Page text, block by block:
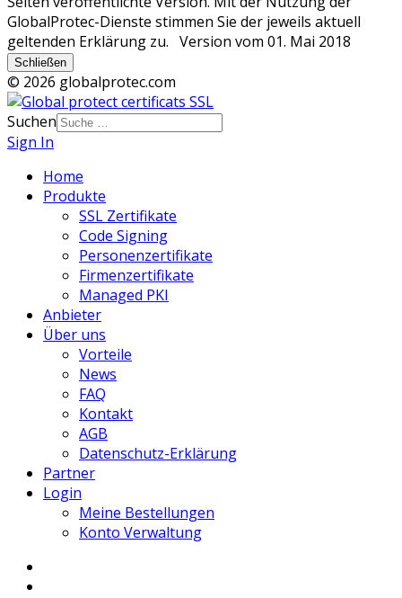
Schließen
© 2026 globalprotec.com
Suchen
Sign In
Home
Produkte
SSL Zertifikate
Code Signing
Personenzertifikate
Firmenzertifikate
Managed PKI
Anbieter
Über uns
Vorteile
News
FAQ
Kontakt
AGB
Datenschutz-Erklärung
Partner
Login
Meine Bestellungen
Konto Verwaltung